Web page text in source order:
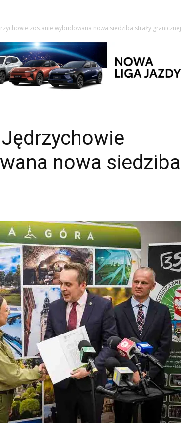
zostanie wybudowana nowa siedziba straży granicznej
nowa siedziba